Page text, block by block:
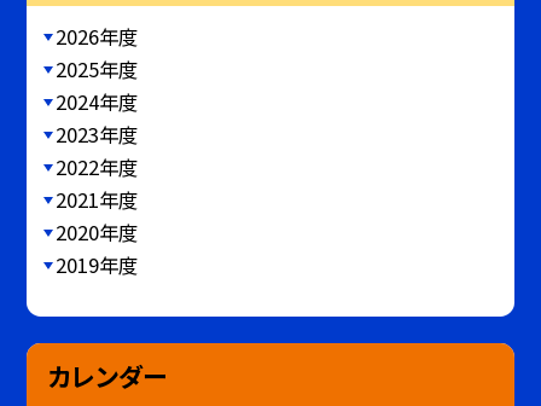
2026年度
2025年度
2024年度
2023年度
2022年度
2021年度
2020年度
2019年度
カレンダー